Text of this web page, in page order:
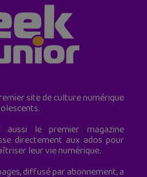
site de culture numérique
aussi le premier magazine
directement aux ados pour
leur vie numérique.
diffusé par abonnement, a